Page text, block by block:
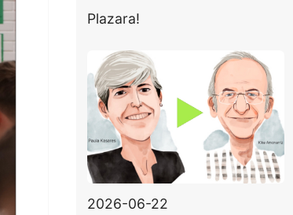
Plazara!
2026-06-22